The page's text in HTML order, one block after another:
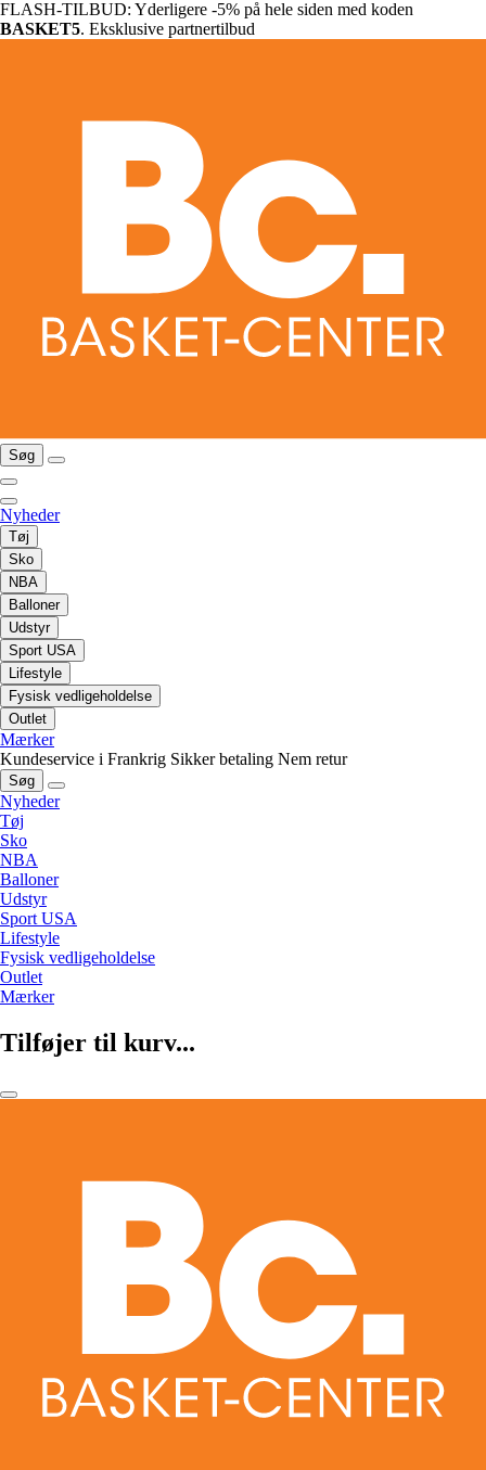
FLASH-TILBUD: Yderligere -5% på hele siden med koden
BASKET5. Eksklusive partnertilbud
Søg
Nyheder
Tøj
Sko
NBA
Balloner
Udstyr
Sport USA
Lifestyle
Fysisk vedligeholdelse
Outlet
Mærker
Kundeservice i Frankrig Sikker betaling Nem retur
Søg
Nyheder
Tøj
Sko
NBA
Balloner
Udstyr
Sport USA
Lifestyle
Fysisk vedligeholdelse
Outlet
Mærker
Tilføjer til kurv...